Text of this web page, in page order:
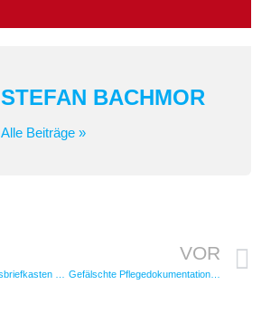
STEFAN BACHMOR
Alle Beiträge »
VOR
Gefälschte Pflegedokumentation – fristlose Kündigung!